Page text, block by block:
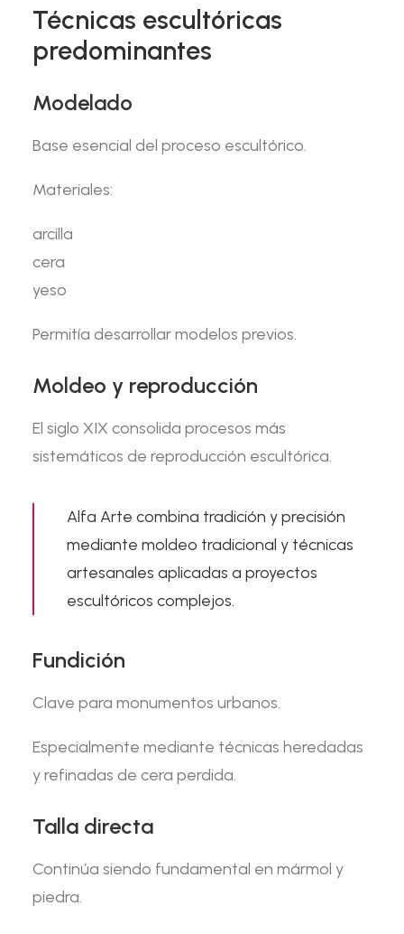
Técnicas escultóricas
predominantes
Modelado
Base esencial del proceso escultórico.
Materiales:
arcilla
cera
yeso
Permitía desarrollar modelos previos.
Moldeo y reproducción
El siglo XIX consolida procesos más
sistemáticos de reproducción escultórica.
Alfa Arte combina tradición y precisión
mediante moldeo tradicional y técnicas
artesanales aplicadas a proyectos
escultóricos complejos.
Fundición
Clave para monumentos urbanos.
Especialmente mediante técnicas heredadas
y refinadas de cera perdida.
Talla directa
Continúa siendo fundamental en mármol y
piedra.